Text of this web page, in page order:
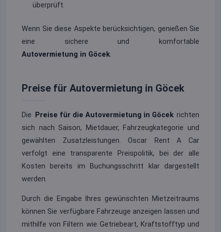
überprüft.
Wenn Sie diese Aspekte berücksichtigen, genießen Sie
eine sichere und komfortable
Autovermietung in Göcek.
Preise für Autovermietung in Göcek
Die Preise für die Autovermietung in Göcekrichten
sich nach Saison, Mietdauer, Fahrzeugkategorie und
gewählten Zusatzleistungen. Oscar Rent A Car
verfolgt eine transparente Preispolitik, bei der alle
Kosten bereits im Buchungsschritt klar dargestellt
werden.
Durch die Eingabe Ihres gewünschten Mietzeitraums
können Sie verfügbare Fahrzeuge anzeigen lassen und
mithilfe von Filtern wie Getriebeart, Kraftstofftyp und